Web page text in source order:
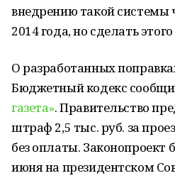
внедрению такой системы
2014 года, но сделать
О разработанных
Бюджетный кодекс
газета». Правительство
штраф 2,5 тыс. руб. за
без оплаты. Законопроект
июня на президентском